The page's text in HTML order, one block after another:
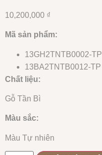
10,200,000 ₫
Mã sản phẩm:
13GH2TNTB0002-TP
13BA2TNTB0012-TP
Chất liệu:
Gỗ Tần Bì
Màu sắc:
Màu Tự nhiên